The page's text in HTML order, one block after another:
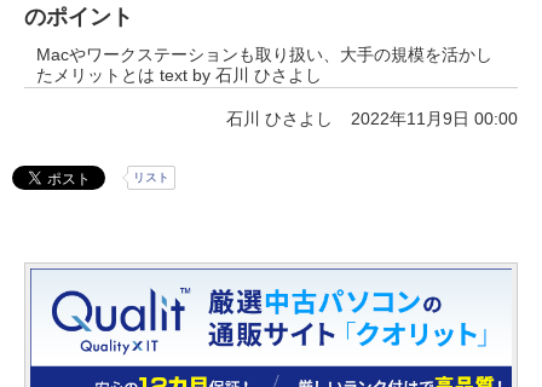
のポイント
Macやワークステーションも取り扱い、大手の規模を活かし
たメリットとは text by 石川 ひさよし
石川 ひさよし 2022年11月9日 00:00
リスト